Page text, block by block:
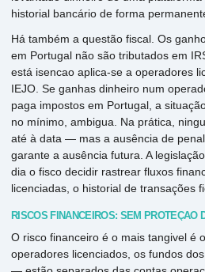
historial bancário de forma
Há também a questão fiscal. Os
em Portugal não são tributados em
está isencao aplica-se a operadores
IEJO. Se ganhas dinheiro num
paga impostos em Portugal, a
no mínimo, ambigua. Na prática,
até à data — mas a ausência de
garante a ausência futura. A
dia o fisco decidir rastrear fluxos
licenciadas, o historial de transações
RISCOS FINANCEIROS: SEM PROTEÇÃO
O risco financeiro é o mais tangivel é
operadores licenciados, os fundos